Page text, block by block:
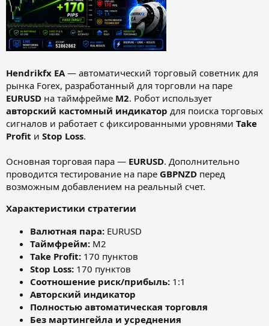
Hendrikfx EA — автоматический торговый советник для
рынка Forex, разработанный для торговли на паре
EURUSD на таймфрейме M2. Робот использует
авторский кастомный индикатор для поиска торговых
сигналов и работает с фиксированными уровнями Take
Profit и Stop Loss.
Основная торговая пара — EURUSD. Дополнительно
проводится тестирование на паре GBPNZD перед
возможным добавлением на реальный счет.
Характеристики стратегии
Валютная пара: EURUSD
Таймфрейм: M2
Take Profit: 170 пунктов
Stop Loss: 170 пунктов
Соотношение риск/прибыль: 1:1
Авторский индикатор
Полностью автоматическая торговля
Без мартингейла и усреднения